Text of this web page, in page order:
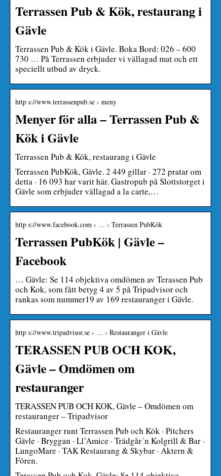
Terrassen Pub & Kök, restaurang i
Gävle
Terrassen Pub & Kök i Gävle. Boka Bord: 026 – 600
730 … På Terrassen erbjuder vi vällagad mat och ett
speciellt utbud av dryck.
http s://www.terrassenpub.se › meny
Menyer för alla – Terrassen Pub &
Kök i Gävle
Terrassen Pub & Kök, restaurang i Gävle
Terrassen PubKök, Gävle. 2 449 gillar · 272 pratar om
detta · 16 093 har varit här. Gastropub på Slottstorget i
Gävle som erbjuder vällagad a la carte,…
http s://www.facebook.com › … › Terrassen PubKök
Terrassen PubKök | Gävle –
Facebook
… Gävle: Se 114 objektiva omdömen av Terassen Pub
och Kok, som fått betyg 4 av 5 på Tripadvisor och
rankas som nummer19 av 169 restauranger i Gävle.
http s://www.tripadvisor.se › … › Restauranger i Gävle
TERASSEN PUB OCH KOK,
Gävle – Omdömen om
restauranger
TERASSEN PUB OCH KOK, Gävle – Omdömen om
restauranger – Tripadvisor
Restauranger runt Terrassen Pub och Kök · Pitchers
Gävle · Bryggan · Ll’Amice · Trädgår´n Kolgrill & Bar ·
LungoMare · TAK Restaurang & Skybar · Aktern &
Fören.